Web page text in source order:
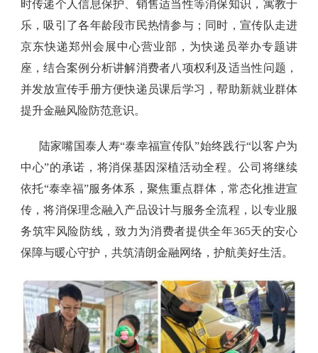
时传递个人信息保护、销售适当性等消保知识，寓教于
乐，吸引了各年龄段市民热情参与；同时，宣传队走进
京东快递郑州会展中心营业部，为快递员举办专题讲
座，结合案例分析讲解消费者八项权利及适当性问题，
并发放宣传手册方便快递员课后学习，帮助新就业群体
提升金融风险防范意识。
陆家嘴国泰人寿“泰幸福宣传队”始终践行“以客户为
中心”的承诺，将消保基因深植活动全程。公司将继续
依托“泰幸福”服务体系，聚焦重点群体，常态化推进宣
传，将消保理念融入产品设计与服务全流程，以专业服
务筑牢风险防线，致力为消费者提供全年365天的安心
保障与暖心守护，共筑清朗金融网络，护航美好生活。